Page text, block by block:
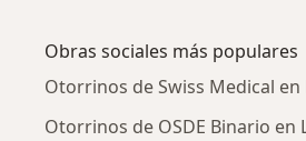
Obras sociales más populares
Otorrinos de Swiss Medical en
Otorrinos de OSDE Binario en